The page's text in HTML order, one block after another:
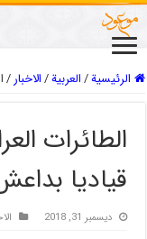
الرئيسية/العربیة/الاخبار/
الطائرات
قياديا
ديسمبر 31, 2018